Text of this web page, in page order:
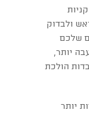
ולבדוק
שלכם
יותר,
הולכת
יותר